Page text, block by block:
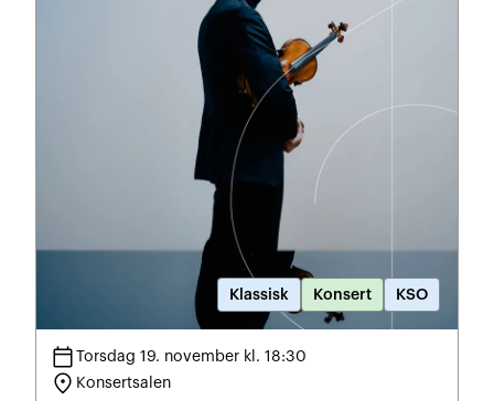
Klassisk Konsert KSO
calendar_todayTorsdag 19. november kl. 18:30
location_on Konsertsalen